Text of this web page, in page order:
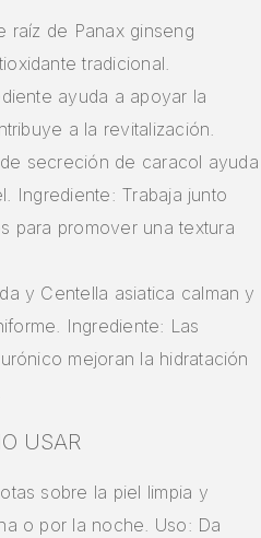
raíz de Panax ginseng
tradicional.
ayuda a apoyar la
a la revitalización.
secreción de caracol ayuda
Ingrediente: Trabaja junto
para promover una textura
y Centella asiatica calman y
Ingrediente: Las
mejoran la hidratación
USAR
sobre la piel limpia y
o por la noche. Uso: Da